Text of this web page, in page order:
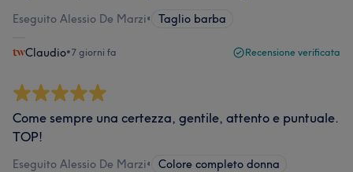
Eseguito Alessio De Marzi• Taglio barba
Claudio•7 giorni fa Recensione verificata
Come sempre una certezza, gentile, attento e puntuale.
TOP!
Eseguito Alessio De Marzi• Colore completo donna